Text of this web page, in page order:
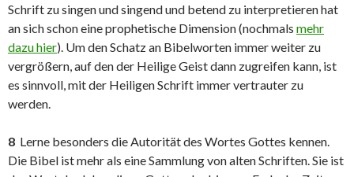
Schrift zu singen und singend und betend zu interpretieren hat
an sich schon eine prophetische Dimension (nochmals mehr
dazu hier). Um den Schatz an Bibelworten immer weiter zu
vergrößern, auf den der Heilige Geist dann zugreifen kann, ist
es sinnvoll, mit der Heiligen Schrift immer vertrauter zu
werden.
8 Lerne besonders die Autorität des Wortes Gottes kennen.
Die Bibel ist mehr als eine Sammlung von alten Schriften. Sie ist